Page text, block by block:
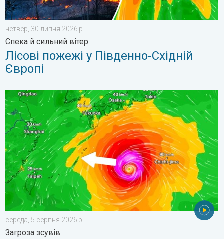
четвер, 30 липня 2026 р.
Спека й сильний вітер
Лісові пожежі у Південно-Східній
Європі
Японія готується до тайфуну «DOLPHIN». Загроза зсувів.
середа, 5 серпня 2026 р.
Загроза зсувів